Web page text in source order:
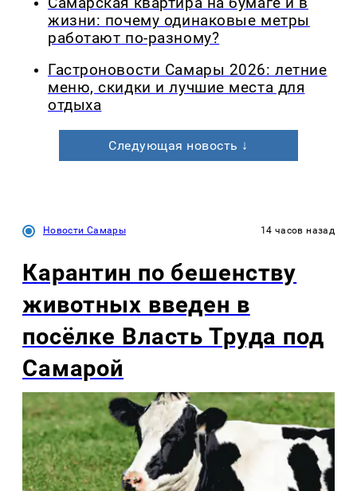
жизни: почему одинаковые метры
работают по-разному?
Гастроновости Самары 2026: летние
меню, скидки и лучшие места для
отдыха
Следующая новость ↓
Новости Самары 14 часов назад
Карантин по бешенству
животных введен в
посёлке Власть Труда под
Самарой